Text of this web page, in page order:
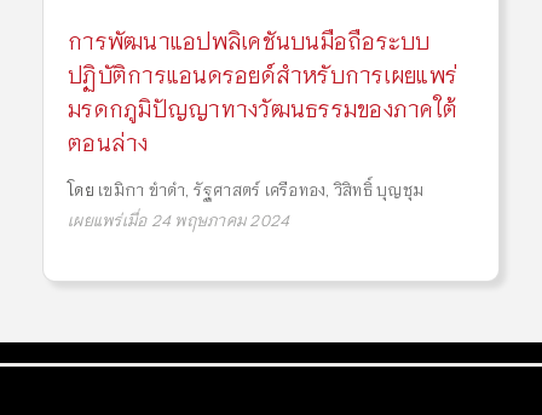
การพัฒนาแอปพลิเคชันบนมือถือระบบ
ปฏิบัติการแอนดรอยด์สำหรับการเผยแพร่
มรดกภูมิปัญญาทางวัฒนธรรมของภาคใต้
ตอนล่าง
โดย เขมิกา ขำดำ รัฐศาสตร์ เครือทอง ,วิสิทธิ์ บุญชุม
เผยแพร่เมื่อ 24 พฤษภาคม 2024